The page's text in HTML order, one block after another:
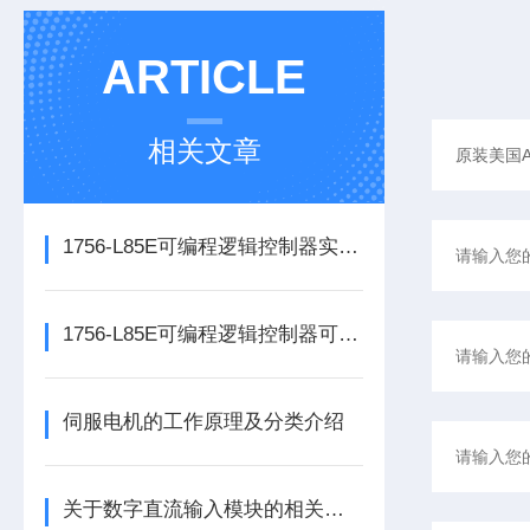
ARTICLE
相关文章
1756-L85E可编程逻辑控制器实操应用常见问题分析及解决方法探讨
1756-L85E可编程逻辑控制器可满足多行业自动化精准控制需求
伺服电机的工作原理及分类介绍
关于数字直流输入模块的相关介绍